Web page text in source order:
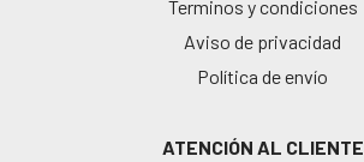
Terminos y condiciones
Aviso de privacidad
Política de envío
ATENCIÓN AL CLIENTE